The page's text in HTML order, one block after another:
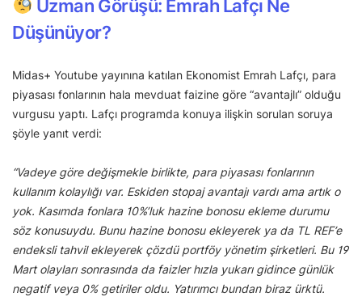
Uzman Görüşü: Emrah Lafçı Ne
Düşünüyor?
Midas+ Youtube yayınına katılan Ekonomist Emrah Lafçı, para
piyasası fonlarının hala mevduat faizine göre “avantajlı” olduğu
vurgusu yaptı. Lafçı programda konuya ilişkin sorulan soruya
şöyle yanıt verdi:
“Vadeye göre değişmekle birlikte, para piyasası fonlarının
kullanım kolaylığı var. Eskiden stopaj avantajı vardı ama artık o
yok. Kasımda fonlara 10%’luk hazine bonosu ekleme durumu
söz konusuydu. Bunu hazine bonosu ekleyerek ya da TL REF’e
endeksli tahvil ekleyerek çözdü portföy yönetim şirketleri. Bu 19
Mart olayları sonrasında da faizler hızla yukarı gidince günlük
negatif veya 0% getiriler oldu. Yatırımcı bundan biraz ürktü.